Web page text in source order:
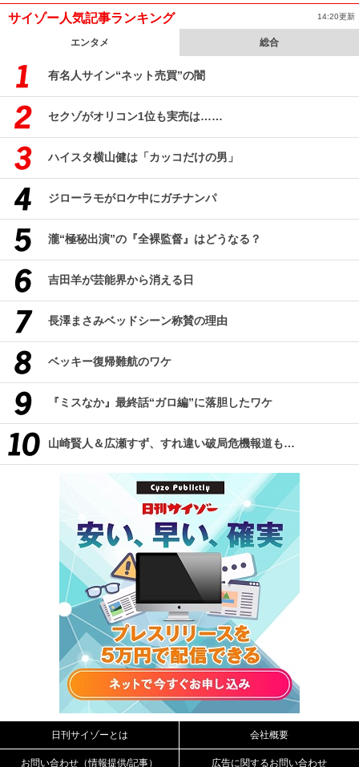
サイゾー人気記事ランキング 14:20更新
エンタメ 総合
有名人サイン“ネット売買”の闇
セクゾがオリコン1位も実売は……
ハイスタ横山健は「カッコだけの男」
ジローラモがロケ中にガチナンパ
瀧“極秘出演”の『全裸監督』はどうなる？
吉田羊が芸能界から消える日
長澤まさみベッドシーン称賛の理由
ベッキー復帰難航のワケ
『ミスなか』最終話“ガロ編”に落胆したワケ
山崎賢人＆広瀬すず、すれ違い破局危機報道も…
日刊サイゾーとは 会社概要
お問い合わせ（情報提供/記事） 広告に関するお問い合わせ